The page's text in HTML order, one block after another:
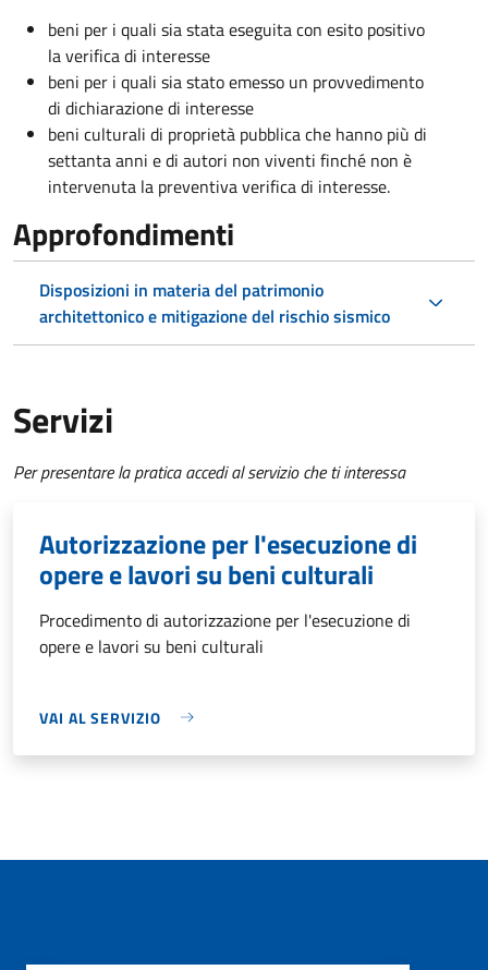
beni per i quali sia stata eseguita con esito positivo
la verifica di interesse
beni per i quali sia stato emesso un provvedimento
di dichiarazione di interesse
beni culturali di proprietà pubblica che hanno più di
settanta anni e di autori non viventi finché non è
intervenuta la preventiva verifica di interesse.
Approfondimenti
Disposizioni in materia del patrimonio
architettonico e mitigazione del rischio sismico
Servizi
Per presentare la pratica accedi al servizio che ti interessa
Autorizzazione per l'esecuzione di
opere e lavori su beni culturali
Procedimento di autorizzazione per l'esecuzione di
opere e lavori su beni culturali
VAI AL SERVIZIO